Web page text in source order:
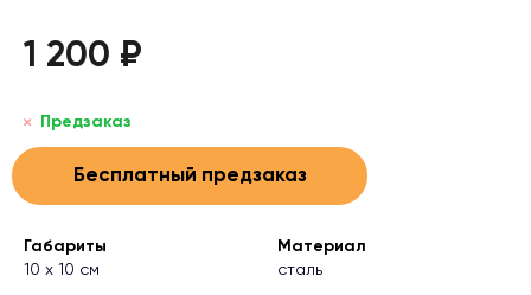
1 200 ₽
Предзаказ
Бесплатный предзаказ
Габариты
10 х 10 см
Материал
сталь